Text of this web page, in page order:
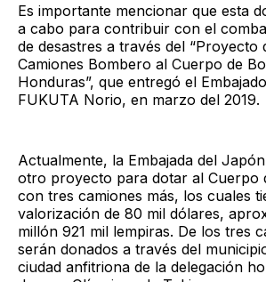
Es importante mencionar que esta
a cabo para contribuir con el
de desastres a través del “Proyecto
Camiones Bombero al Cuerpo de
Honduras”, que entregó el
FUKUTA Norio, en marzo del 2019.
Actualmente, la Embajada del
otro proyecto para dotar al Cuerpo
con tres camiones más, los cuales
valorización de 80 mil dólares,
millón 921 mil lempiras. De los tres
serán donados a través del
ciudad anfitriona de la delegación